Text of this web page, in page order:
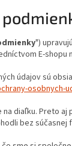
")
E-shopu
údajov sú
osobnych-
diaľku. Preto
bez súčasnej